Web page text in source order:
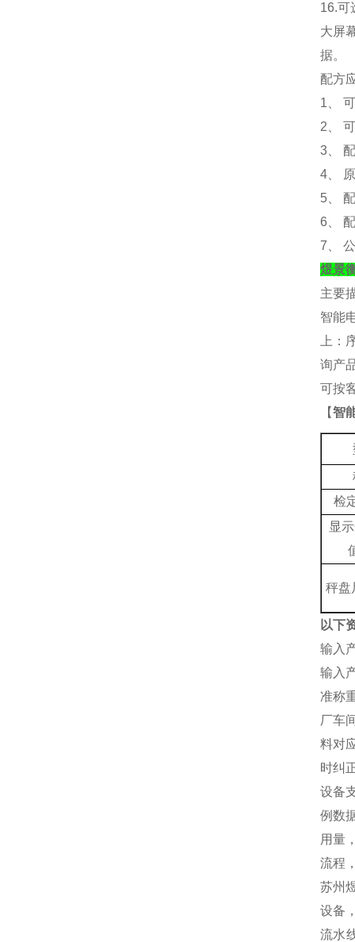
16.可
大屏
据。
配方
1、
2、 可
3、
4、
5、
6、
7、
煜景
主要
智能
上：
询产
可按
【智
检
显
秤盘
以下
输入
输入
准称
厂车
料对
时纠
设备
例数
用量
流程
苏州
设备
流水